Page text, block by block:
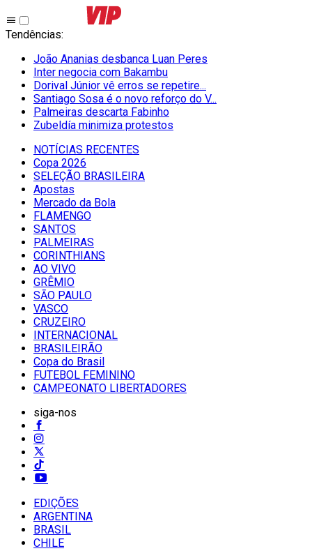
Tendências:
João Ananias desbanca Luan Peres
Inter negocia com Bakambu
Dorival Júnior vê erros se repetire...
Santiago Sosa é o novo reforço do V...
Palmeiras descarta Fabinho
Zubeldía minimiza protestos
NOTÍCIAS RECENTES
Copa 2026
SELEÇÃO BRASILEIRA
Apostas
Mercado da Bola
FLAMENGO
SANTOS
PALMEIRAS
CORINTHIANS
AO VIVO
GRÊMIO
SĀO PAULO
VASCO
CRUZEIRO
INTERNACIONAL
BRASILEIRÃO
Copa do Brasil
FUTEBOL FEMININO
CAMPEONATO LIBERTADORES
siga-nos
EDIÇÕES
ARGENTINA
BRASIL
CHILE